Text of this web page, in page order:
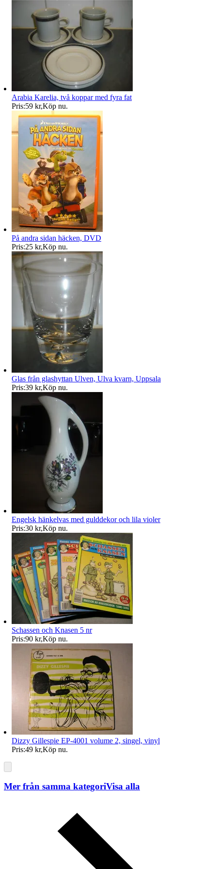
Arabia Karelia, två koppar med fyra fat
Pris:59 kr,Köp nu.
På andra sidan häcken, DVD
Pris:25 kr,Köp nu.
Glas från glashyttan Ulven, Ulva kvarn, Uppsala
Pris:39 kr,Köp nu.
Engelsk hänkelvas med gulddekor och lila violer
Pris:30 kr,Köp nu.
Schassen och Knasen 5 nr
Pris:90 kr,Köp nu.
Dizzy Gillespie EP-4001 volume 2, singel, vinyl
Pris:49 kr,Köp nu.
Mer från samma kategoriVisa alla